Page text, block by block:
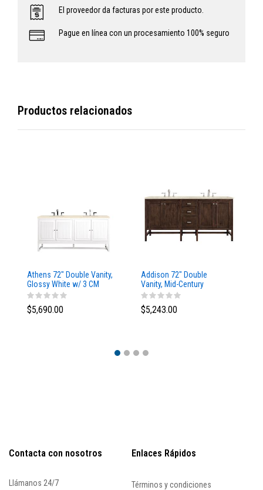
El proveedor da facturas por este producto.
Pague en línea con un procesamiento 100% seguro
Productos relacionados
Athens 72" Double Vanity,
Glossy White w/ 3 CM
Eternal Marfil Top
$5,690.00
Addison 72" Double
Vanity, Mid-Century
Acacia, w/ 3 CM Tajnar
Eclos Top
$5,243.00
Contacta con nosotros
Llámanos 24/7
Enlaces Rápidos
Términos y condiciones